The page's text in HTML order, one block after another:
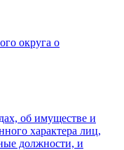
округа о
об имуществе и
характера лиц,
должности, и